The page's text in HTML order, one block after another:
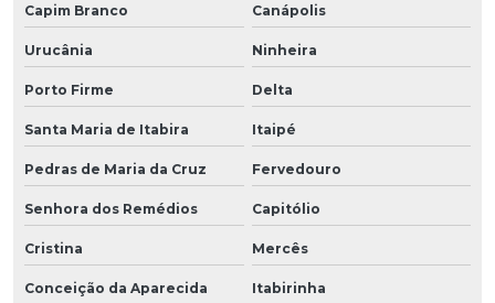
Capim Branco Canápolis
Urucânia Ninheira
Porto Firme Delta
Santa Maria de Itabira Itaipé
Pedras de Maria da Cruz Fervedouro
Senhora dos Remédios Capitólio
Cristina Mercês
Conceição da Aparecida Itabirinha